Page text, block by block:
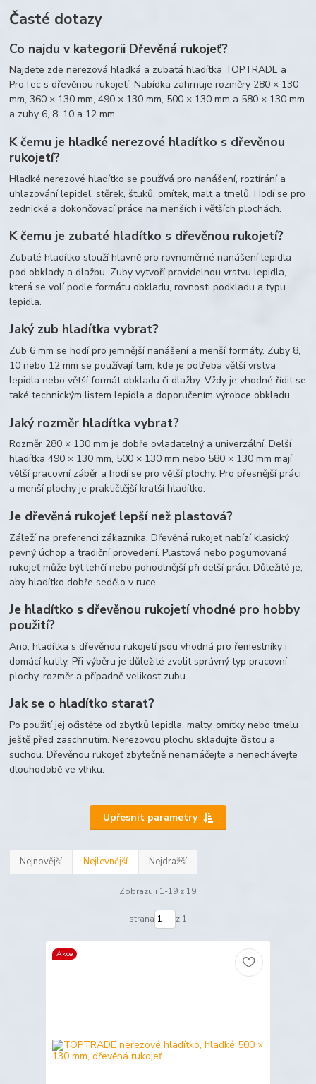
Časté dotazy
Co najdu v kategorii Dřevěná rukojeť?
Najdete zde nerezová hladká a zubatá hladítka TOPTRADE a
ProTec s dřevěnou rukojetí. Nabídka zahrnuje rozměry 280 × 130
mm, 360 × 130 mm, 490 × 130 mm, 500 × 130 mm a 580 × 130 mm
a zuby 6, 8, 10 a 12 mm.
K čemu je hladké nerezové hladítko s dřevěnou
rukojetí?
Hladké nerezové hladítko se používá pro nanášení, roztírání a
uhlazování lepidel, stěrek, štuků, omítek, malt a tmelů. Hodí se pro
zednické a dokončovací práce na menších i větších plochách.
K čemu je zubaté hladítko s dřevěnou rukojetí?
Zubaté hladítko slouží hlavně pro rovnoměrné nanášení lepidla
pod obklady a dlažbu. Zuby vytvoří pravidelnou vrstvu lepidla,
která se volí podle formátu obkladu, rovnosti podkladu a typu
lepidla.
Jaký zub hladítka vybrat?
Zub 6 mm se hodí pro jemnější nanášení a menší formáty. Zuby 8,
10 nebo 12 mm se používají tam, kde je potřeba větší vrstva
lepidla nebo větší formát obkladu či dlažby. Vždy je vhodné řídit se
také technickým listem lepidla a doporučením výrobce obkladu.
Jaký rozměr hladítka vybrat?
Rozměr 280 × 130 mm je dobře ovladatelný a univerzální. Delší
hladítka 490 × 130 mm, 500 × 130 mm nebo 580 × 130 mm mají
větší pracovní záběr a hodí se pro větší plochy. Pro přesnější práci
a menší plochy je praktičtější kratší hladítko.
Je dřevěná rukojeť lepší než plastová?
Záleží na preferenci zákazníka. Dřevěná rukojeť nabízí klasický
pevný úchop a tradiční provedení. Plastová nebo pogumovaná
rukojeť může být lehčí nebo pohodlnější při delší práci. Důležité je,
aby hladítko dobře sedělo v ruce.
Je hladítko s dřevěnou rukojetí vhodné pro hobby
použití?
Ano, hladítka s dřevěnou rukojetí jsou vhodná pro řemeslníky i
domácí kutily. Při výběru je důležité zvolit správný typ pracovní
plochy, rozměr a případně velikost zubu.
Jak se o hladítko starat?
Po použití jej očistěte od zbytků lepidla, malty, omítky nebo tmelu
ještě před zaschnutím. Nerezovou plochu skladujte čistou a
suchou. Dřevěnou rukojeť zbytečně nenamáčejte a nenechávejte
dlouhodobě ve vlhku.
Upřesnit parametry
Nejnovější Nejlevnější Nejdražší
Zobrazuji 1-19 z 19
strana z 1
Akce